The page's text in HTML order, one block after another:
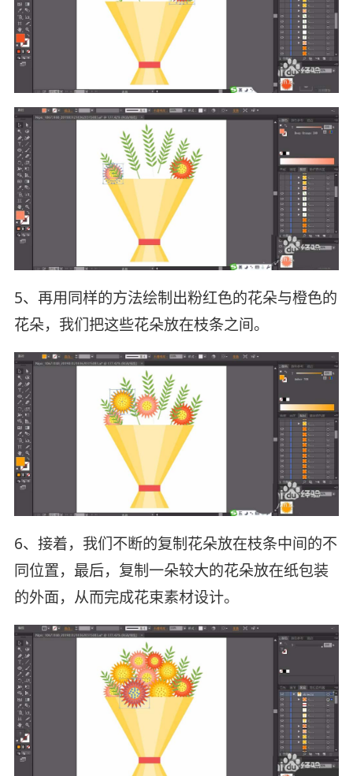
5、再用同样的方法绘制出粉红色的花朵与橙色的
花朵，我们把这些花朵放在枝条之间。
6、接着，我们不断的复制花朵放在枝条中间的不
同位置，最后，复制一朵较大的花朵放在纸包装
的外面，从而完成花束素材设计。